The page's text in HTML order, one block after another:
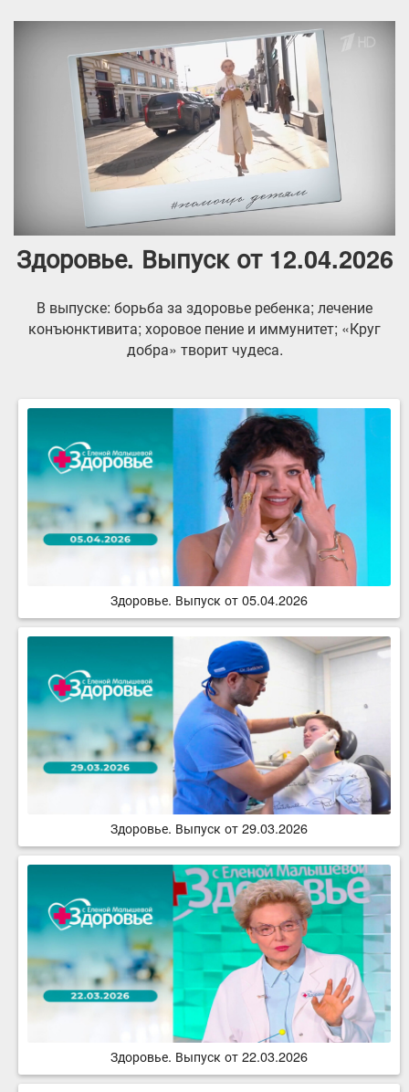
Здоровье. Выпуск от 12.04.2026
В выпуске: борьба за здоровье ребенка; лечение
конъюнктивита; хоровое пение и иммунитет; «Круг
добра» творит чудеса.
Здоровье. Выпуск от 05.04.2026
Здоровье. Выпуск от 29.03.2026
Здоровье. Выпуск от 22.03.2026